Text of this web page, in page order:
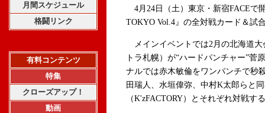
月間スケジュール
格闘リンク
有料コンテンツ
特集
クローズアップ！
動画
4月24日（土）東京・新宿FACEで
TOKYO Vol.4』の全対戦カード＆試
メインイベントでは2月の北海道大
トラ札幌）が“ハードパンチャー”菅
ナルでは赤木敏倫をワンパンチで秒
田瑞人、水垣偉弥、中村K太郎らと
（K'zFACTORY）とそれぞれ対戦す